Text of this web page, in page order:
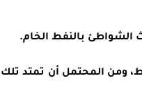
الشواطئ بالنفط الخام.
ومن المحتمل أن تمتد تلك